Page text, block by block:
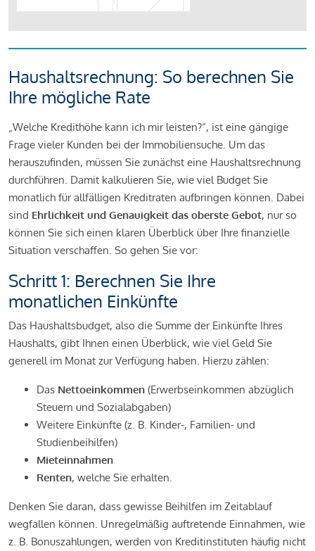
Haushaltsrechnung: So berechnen Sie
Ihre mögliche Rate
„Welche Kredithöhe kann ich mir leisten?“, ist eine gängige
Frage vieler Kunden bei der Immobiliensuche. Um das
herauszufinden, müssen Sie zunächst eine Haushaltsrechnung
durchführen. Damit kalkulieren Sie, wie viel Budget Sie
monatlich für allfälligen Kreditraten aufbringen können. Dabei
sind Ehrlichkeit und Genauigkeit das oberste Gebot, nur so
können Sie sich einen klaren Überblick über Ihre finanzielle
Situation verschaffen. So gehen Sie vor:
Schritt 1: Berechnen Sie Ihre
monatlichen Einkünfte
Das Haushaltsbudget, also die Summe der Einkünfte Ihres
Haushalts, gibt Ihnen einen Überblick, wie viel Geld Sie
generell im Monat zur Verfügung haben. Hierzu zählen:
Das Nettoeinkommen (Erwerbseinkommen abzüglich
Steuern und Sozialabgaben)
Weitere Einkünfte (z. B. Kinder-, Familien- und
Studienbeihilfen)
Mieteinnahmen
Renten, welche Sie erhalten.
Denken Sie daran, dass gewisse Beihilfen im Zeitablauf
wegfallen können. Unregelmäßig auftretende Einnahmen, wie
z. B. Bonuszahlungen, werden von Kreditinstituten häufig nicht